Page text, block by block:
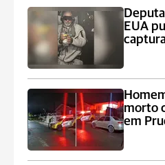
EUA
morto
em